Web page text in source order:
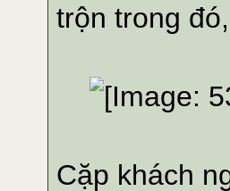
trộn trong
Cặp khách